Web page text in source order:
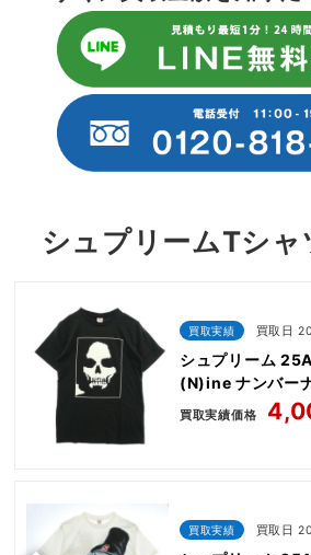
シュプリームTシャ
買取実績 買取日
シュプリーム
(N)ine ナンバー
買取実績価格
買取実績 買取日